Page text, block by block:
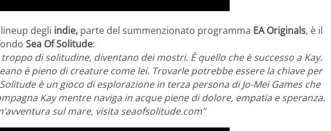
degli indie, parte del summenzionato programma EA Originals, è il
Sea Of Solitude:
di solitudine, diventano dei mostri. È quello che è successo a Kay.
è pieno di creature come lei. Trovarle potrebbe essere la chiave per
è un gioco di esplorazione in terza persona di Jo-Mei Games che
Kay mentre naviga in acque piene di dolore, empatia e speranza.
sul mare, visita seaofsolitude.com”